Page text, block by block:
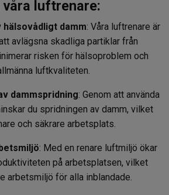
luftrenare:
hälsovådligt damm: Våra luftrenare är
avlägsna skadliga partiklar från
risken för hälsoproblem och
luftkvaliteten.
dammspridning: Genom att använda
du spridningen av damm, vilket
och säkrare arbetsplats.
: Med en renare luftmiljö ökar
på arbetsplatsen, vilket
arbetsmiljö för alla inblandade.